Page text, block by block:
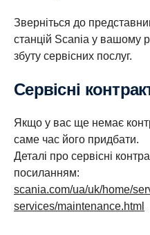
Зверніться до
станцій Scania у вашому
збуту сервісних послуг.
Сервісні
Якщо у вас ще немає
саме час його придбати.
Деталі про сервісні
посиланням:
scania.com/ua/uk/home/
services/maintenance.html